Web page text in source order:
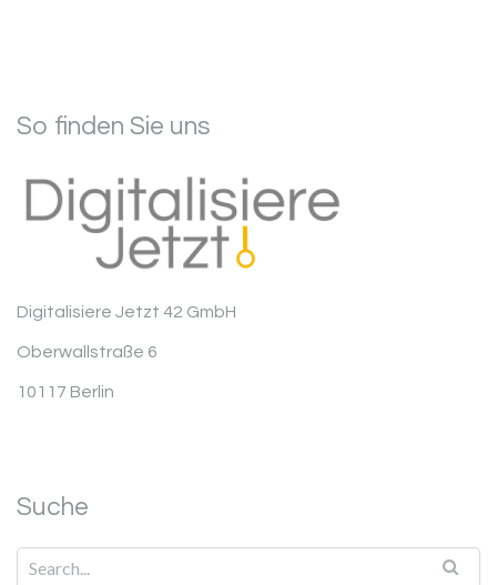
So finden Sie uns
Digitalisiere Jetzt 42 GmbH
Oberwallstraße 6
10117 Berlin
Suche
Search for: